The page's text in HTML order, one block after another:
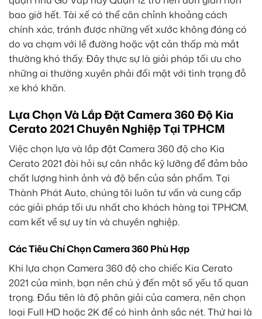
bao giờ hết. Tài xế có thể căn chỉnh khoảng cách
chính xác, tránh được những vết xước không đáng có
do va chạm với lề đường hoặc vật cản thấp mà mắt
thường khó thấy. Đây thực sự là giải pháp tối ưu cho
những ai thường xuyên phải đối mặt với tình trạng đỗ
xe khó khăn.
Lựa Chọn Và Lắp Đặt Camera 360 Độ Kia
Cerato 2021 Chuyên Nghiệp Tại TPHCM
Việc chọn lựa và lắp đặt Camera 360 độ cho Kia
Cerato 2021 đòi hỏi sự cân nhắc kỹ lưỡng để đảm bảo
chất lượng hình ảnh và độ bền của sản phẩm. Tại
Thành Phát Auto, chúng tôi luôn tư vấn và cung cấp
các giải pháp tối ưu nhất cho khách hàng tại TPHCM,
cam kết về sự uy tín và chuyên nghiệp.
Các Tiêu Chí Chọn Camera 360 Phù Hợp
Khi lựa chọn Camera 360 độ cho chiếc Kia Cerato
2021 của mình, bạn nên chú ý đến một số yếu tố quan
trọng. Đầu tiên là độ phân giải của camera, nên chọn
loại Full HD hoặc 2K để có hình ảnh sắc nét. Thứ hai là